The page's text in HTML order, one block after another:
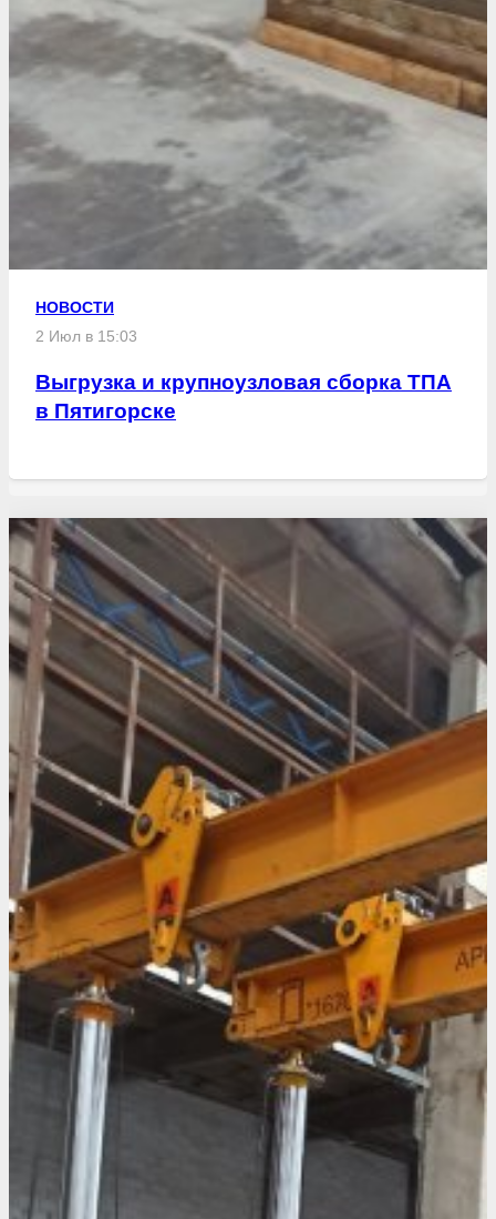
НОВОСТИ
2 Июл в 15:03
Выгрузка и крупноузловая сборка ТПА
в Пятигорске
Свежие статьи